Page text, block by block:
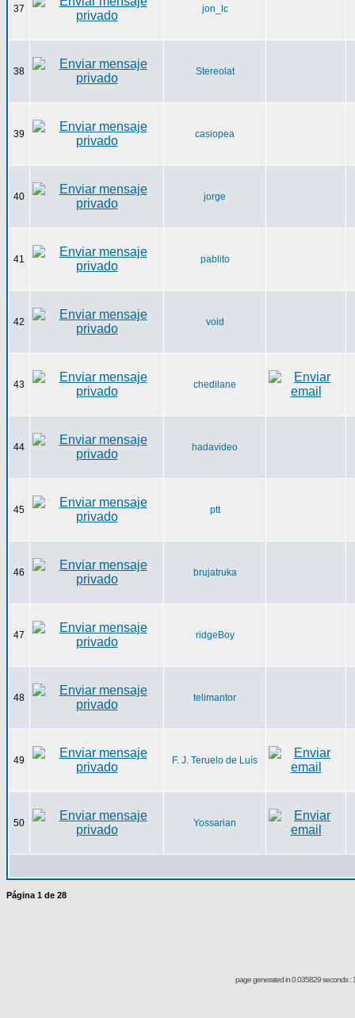
37 jon_lc
38 Stereolat
39 casiopea
40 jorge
41 pablito
42 void
43 chedilane
44 hadavideo
45 ptt
46 brujatruka
47 ridgeBoy
48 telimantor
49 F. J. Teruelo de Luís
50 Yossarian
Página 1 de 28
page generated in 0.035829 seconds :